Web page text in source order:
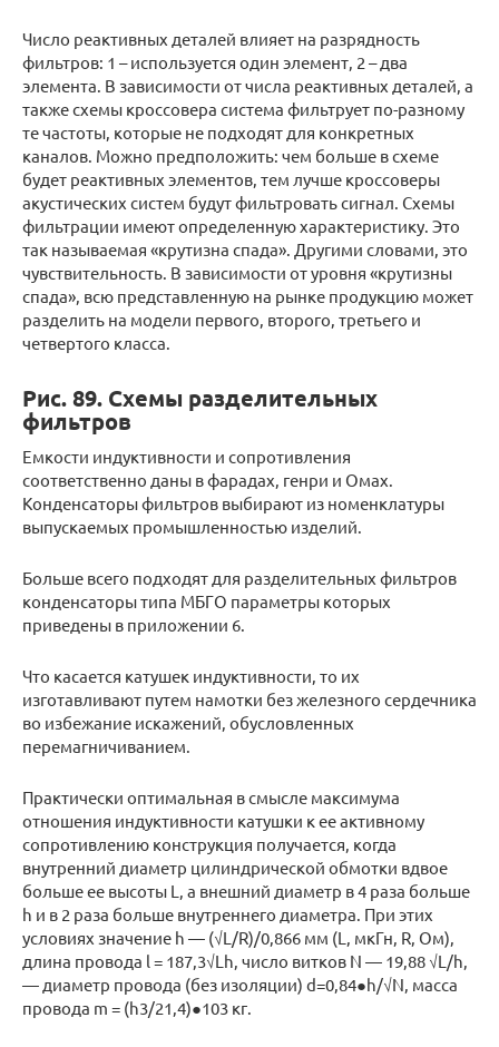
Число реактивных деталей влияет на разрядность
фильтров: 1 – используется один элемент, 2 – два
элемента. В зависимости от числа реактивных деталей, а
также схемы кроссовера система фильтрует по-разному
те частоты, которые не подходят для конкретных
каналов. Можно предположить: чем больше в схеме
будет реактивных элементов, тем лучше кроссоверы
акустических систем будут фильтровать сигнал. Схемы
фильтрации имеют определенную характеристику. Это
так называемая «крутизна спада». Другими словами, это
чувствительность. В зависимости от уровня «крутизны
спада», всю представленную на рынке продукцию может
разделить на модели первого, второго, третьего и
четвертого класса.
Рис. 89. Схемы разделительных
фильтров
Емкости индуктивности и сопротивления
соответственно даны в фарадах, генри и Омах.
Конденсаторы фильтров выбирают из номенклатуры
выпускаемых промышленностью изделий.
Больше всего подходят для разделительных фильтров
конденсаторы типа МБГО параметры которых
приведены в приложении 6.
Что касается катушек индуктивности, то их
изготавливают путем намотки без железного сердечника
во избежание искажений, обусловленных
перемагничиванием.
Практически оптимальная в смысле максимума
отношения индуктивности катушки к ее активному
сопротивлению конструкция получается, когда
внутренний диаметр цилиндрической обмотки вдвое
больше ее высоты L, а внешний диаметр в 4 раза больше
h и в 2 раза больше внутреннего диаметра. При этих
условиях значение h — (√L/R)/0,866 мм (L, мкГн, R, Ом),
длина провода l = 187,3√Lh, число витков N — 19,88 √L/h,
— диаметр провода (без изоляции) d=0,84●h/√N, масса
провода m = (h3/21,4)●103 кг.